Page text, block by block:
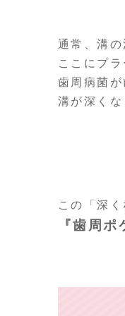
通常、溝
ここにプ
歯周病菌が
溝が深くな
この「深
『歯周